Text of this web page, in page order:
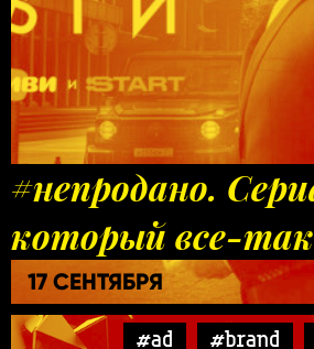
#непродано.
который все-
17 СЕНТЯБРЯ
#ad #brand